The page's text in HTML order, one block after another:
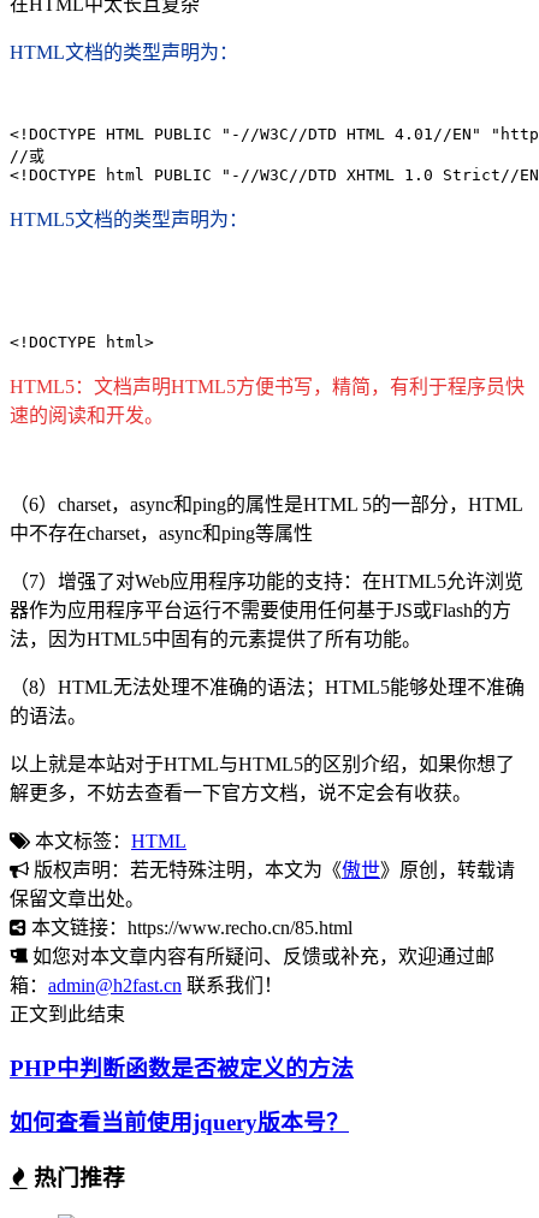
在HTML中太长且复杂
HTML文档的类型声明为：
<!DOCTYPE HTML PUBLIC "-//W3C//DTD HTML 4.01//EN"
//或
<!DOCTYPE html PUBLIC "-//W3C//DTD XHTML 1.0
HTML5文档的类型声明为：
<!DOCTYPE html>
HTML5：文档声明HTML5方便书写，精简，有利于程序员快
速的阅读和开发。
（6）charset，async和ping的属性是HTML 5的一部分，HTML
中不存在charset，async和ping等属性
（7）增强了对Web应用程序功能的支持：在HTML5允许浏览
器作为应用程序平台运行不需要使用任何基于JS或Flash的方
法，因为HTML5中固有的元素提供了所有功能。
（8）HTML无法处理不准确的语法；HTML5能够处理不准确
的语法。
以上就是本站对于HTML与HTML5的区别介绍，如果你想了
解更多，不妨去查看一下官方文档，说不定会有收获。
本文标签： HTML
版权声明：若无特殊注明，本文为《傲世》原创，转载请
保留文章出处。
本文链接：https://www.recho.cn/85.html
如您对本文章内容有所疑问、反馈或补充，欢迎通过邮
箱： admin@h2fast.cn 联系我们！
正文到此结束
PHP中判断函数是否被定义的方法
如何查看当前使用jquery版本号？
热门推荐